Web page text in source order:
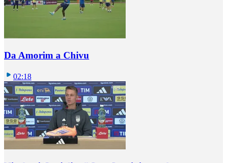
Da Amorim a Chivu
02:18